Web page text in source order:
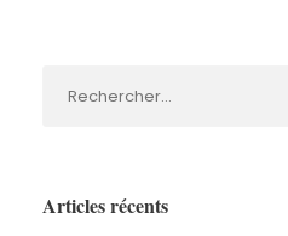
Articles récents